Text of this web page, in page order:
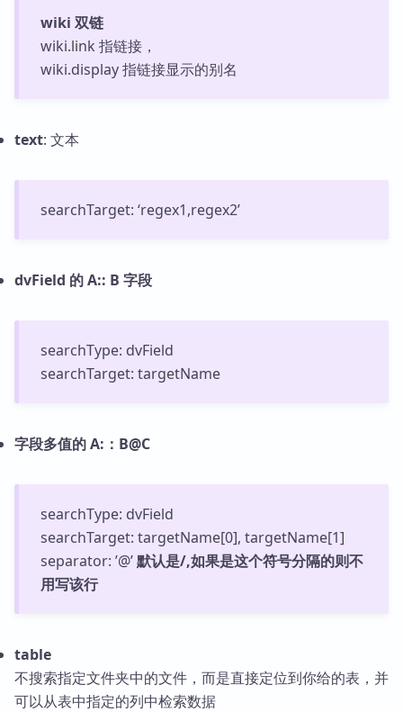
wiki 双链
wiki.link 指链接，
wiki.display 指链接显示的别名
text: 文本
searchTarget: ‘regex1,regex2’
dvField 的 A:: B 字段
searchType: dvField
searchTarget: targetName
字段多值的 A:：B@C
searchType: dvField
searchTarget: targetName[0], targetName[1]
separator: ’@’默认是/,如果是这个符号分隔的则不
用写该行
table
不搜索指定文件夹中的文件，而是直接定位到你给的表，并
可以从表中指定的列中检索数据